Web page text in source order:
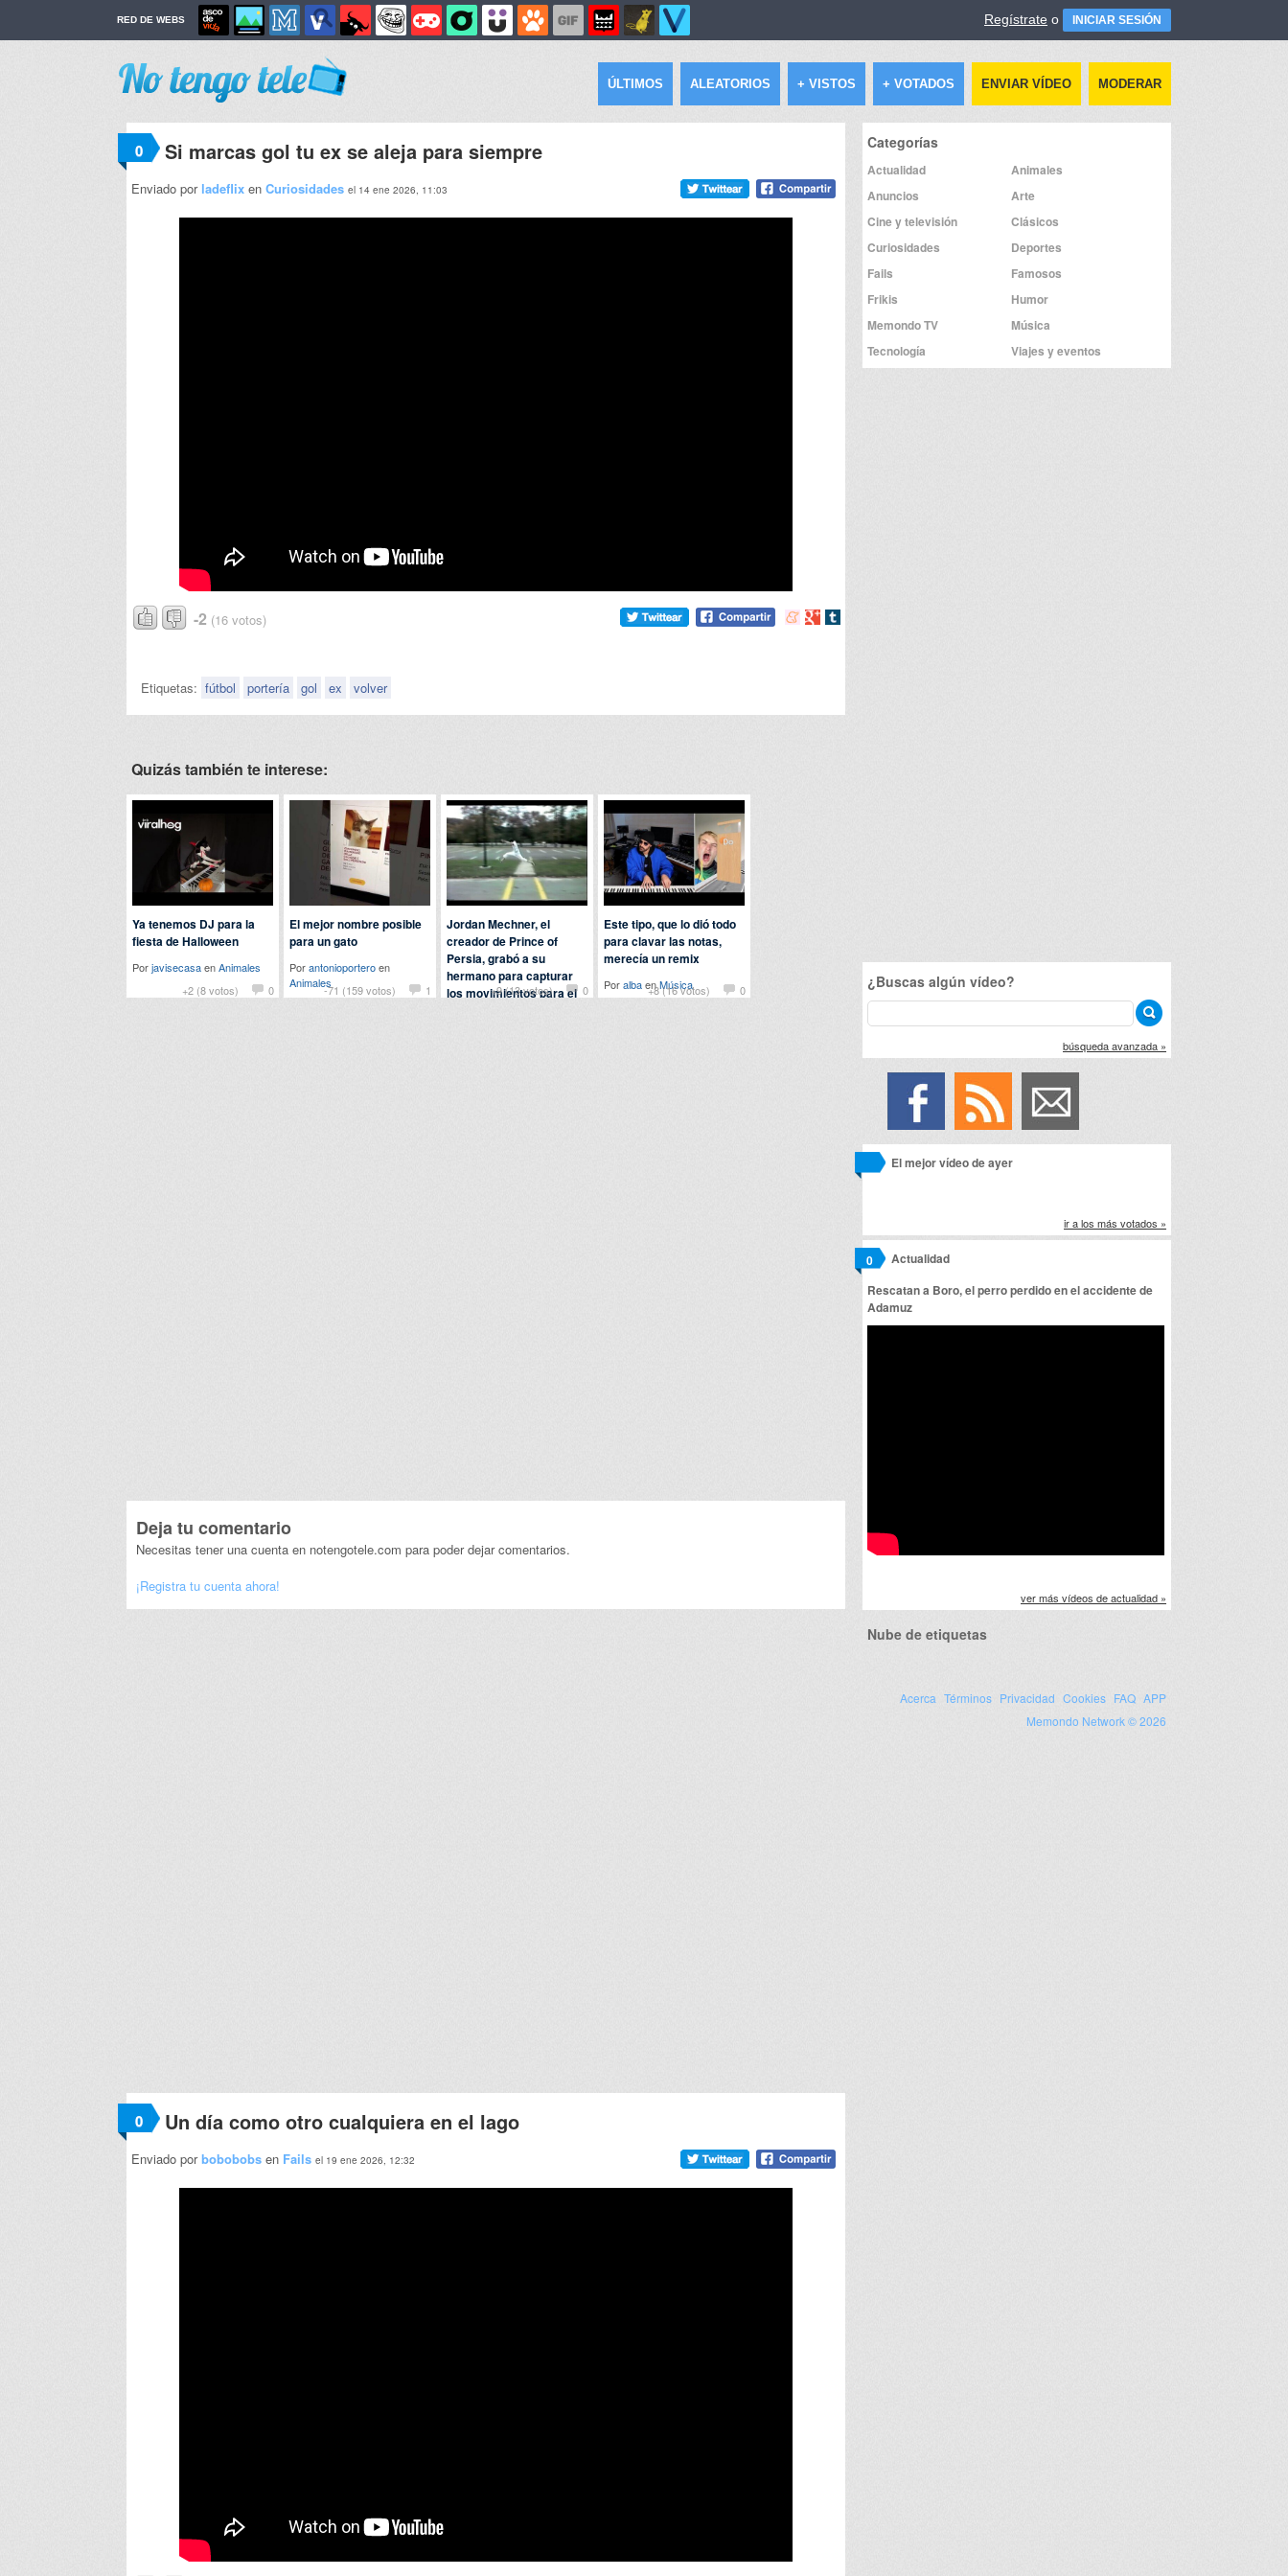
RED DE WEBS Regístrate o INICIAR SESIÓN
ÚLTIMOS ALEATORIOS + VISTOS + VOTADOS ENVIAR VÍDEO MODERAR
0 Si marcas gol tu ex se aleja para siempre
Enviado por ladeflix en Curiosidades el 14 ene 2026, 11:03
-2 (16 votos)
Compartir
Compartir
Compartir
Etiquetas: fútbol portería gol ex volver
Quizás también te interese:
+2 (8 votos) 0
Ya tenemos DJ para la
fiesta de Halloween
PorjavisecasaenAnimales
-71 (159 votos)
1
El mejor nombre posible
para un gato
Porantonioporteroen
Animales
+9 (13 votos) 0
Jordan Mechner, el
creador de Prince of
Persia, grabó a su
hermano para capturar
los movimientos para el
+8 (16 votos) 0
Este tipo, que lo dió todo
para clavar las notas,
merecía un remix
PoralbaenMúsica
Deja tu comentario
Necesitas tener una cuenta en notengotele.com para poder dejar comentarios.
¡Registra tu cuenta ahora!
0 Un día como otro cualquiera en el lago
Enviado porbobobobs en Fails el 19 ene 2026, 12:32
Categorías
Actualidad
Animales
Anuncios
Arte
Cine y televisión
Clásicos
Curiosidades
Deportes
Fails
Famosos
Frikis
Humor
Memondo TV
Música
Tecnología
Viajes y eventos
¿Buscas algún vídeo?
búsqueda avanzada »
El mejor vídeo de ayer
ir a los más votados »
Actualidad
0
Rescatan a Boro, el perro perdido en el accidente de
Adamuz
ver más vídeos de actualidad »
Nube de etiquetas
Acerca Términos Privacidad Cookies FAQ APP
Memondo Network © 2026